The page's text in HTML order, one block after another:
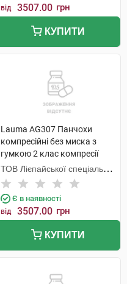
від 3507.00 грн
КУПИТИ
Lauma AG307 Панчохи
компресійні без миска з
гумкою 2 клас компресії
колір натуральний розмір 5D
1 пара
ТОВ Лієпайської спеціальної
економічної зони Лаума
Медікал,
Є в наявності
від 3507.00 грн
КУПИТИ